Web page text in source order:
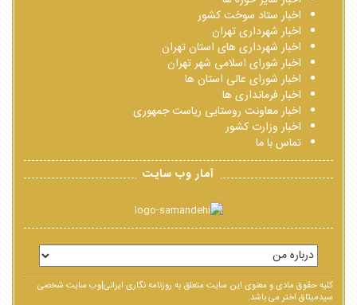
اخبار ستاد سوخت کشور
اخبار شهرداری تهران
اخبار شهرداری های استان تهران
اخبار شورای اسلامی شهر تهران
اخبار شورای عالی استان ها
اخبار فرمانداری ها
اخبار معاونت روستایی ریاست جمهوری
اخبار وزارت کشور
تماس با ما
آمار وب سایت
کلیه حقوق مادی و معنوی این سایت متعلق به روزنامه نگاری ایرانی|وب سایت شخصی
سیدمیثاق اختر می باشد.